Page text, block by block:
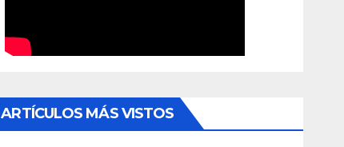
ARTÍCULOS MÁS VISTOS